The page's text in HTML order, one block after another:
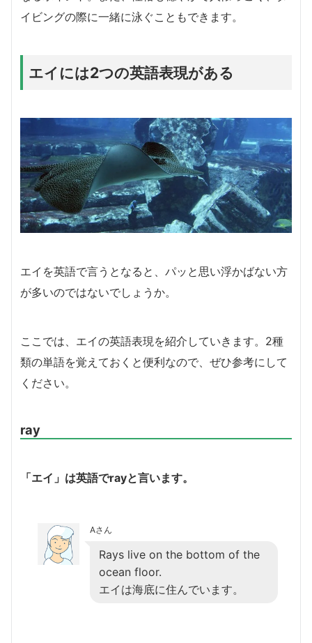
イビングの際に一緒に泳ぐこともできます。
エイには2つの英語表現がある
エイを英語で言うとなると、パッと思い浮かばない方
が多いのではないでしょうか。
ここでは、エイの英語表現を紹介していきます。2種
類の単語を覚えておくと便利なので、ぜひ参考にして
ください。
ray
「エイ」は英語でrayと言います。
Aさん
Rays live on the bottom of the
ocean floor.
エイは海底に住んでいます。